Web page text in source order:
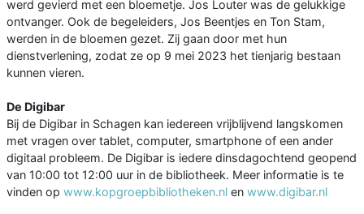
werd gevierd met een bloemetje. Jos Louter was de gelukkige
ontvanger. Ook de begeleiders, Jos Beentjes en Ton Stam,
werden in de bloemen gezet. Zij gaan door met hun
dienstverlening, zodat ze op 9 mei 2023 het tienjarig bestaan
kunnen vieren.
De Digibar
Bij de Digibar in Schagen kan iedereen vrijblijvend langskomen
met vragen over tablet, computer, smartphone of een ander
digitaal probleem. De Digibar is iedere dinsdagochtend geopend
van 10:00 tot 12:00 uur in de bibliotheek. Meer informatie is te
vinden op www.kopgroepbibliotheken.nl en www.digibar.nl